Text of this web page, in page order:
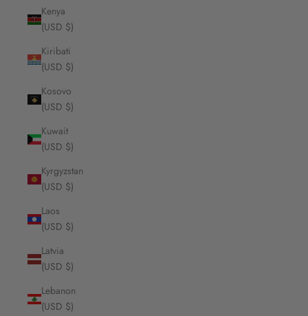
Kenya
(USD $)
Kiribati
(USD $)
Kosovo
(USD $)
Kuwait
(USD $)
Kyrgyzstan
(USD $)
Laos
(USD $)
Latvia
(USD $)
Lebanon
(USD $)